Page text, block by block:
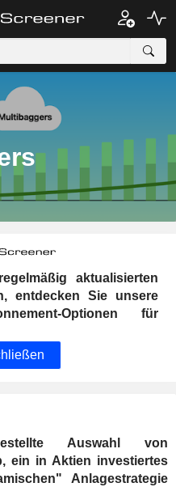
aktualisierten
entdecken Sie unsere
Optionen für
Auswahl von
ein in Aktien investiertes
Anlagestrategie